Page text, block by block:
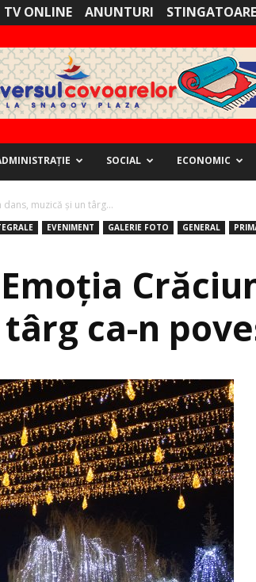
TV ONLINE ANUNTURI
SOCIAL ECONOMIC
muzică şi un târg...
EVENIMENT GALERIE FOTO GENERAL
ca-n